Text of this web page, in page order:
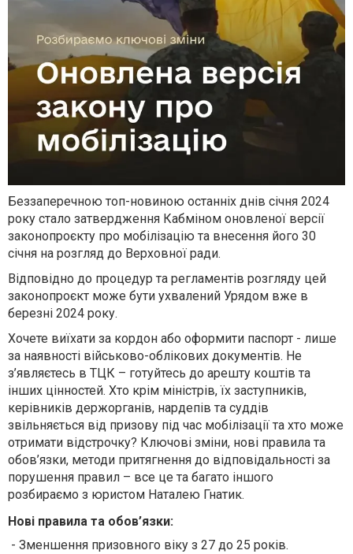
Беззаперечною топ-новиною останніх днів січня 2024
року стало затвердження Кабміном оновленої версії
законопроєкту про мобілізацію та внесення його 30
січня на розгляд до Верховної ради.
Відповідно до процедур та регламентів розгляду цей
законопроєкт може бути ухвалений Урядом вже в
березні 2024 року.
Хочете виїхати за кордон або оформити паспорт - лише
за наявності військово-облікових документів. Не
з’являєтесь в ТЦК – готуйтесь до арешту коштів та
інших цінностей. Хто крім міністрів, їх заступників,
керівників держорганів, нардепів та суддів
звільняється від призову під час мобілізації та хто може
отримати відстрочку? Ключові зміни, нові правила та
обов’язки, методи притягнення до відповідальності за
порушення правил – все це та багато іншого
розбираємо з юристом Наталею Гнатик.
Нові правила та обов’язки:
- Зменшення призовного віку з 27 до 25 років.